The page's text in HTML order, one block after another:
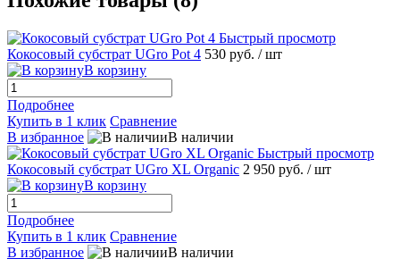
Быстрый просмотр
Кокосовый субстрат UGro Pot 4 530 руб. / шт
В корзину
Подробнее
Купить в 1 клик Сравнение
В избранное
В наличии
Быстрый просмотр
Кокосовый субстрат UGro XL Organic 2 950 руб. / шт
В корзину
Подробнее
Купить в 1 клик Сравнение
В избранное
В наличии